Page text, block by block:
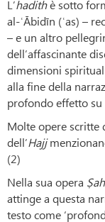
L’hadithè sotto
al-ʿĀbidīn (ʿas) –
– e un altro
dell’affascinante
dimensioni
alla fine della
profondo effetto su
Molte opere scritte
dell’Hajj
(2)
Nella sua opera
attinge a questa
testo come